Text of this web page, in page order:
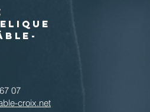
07
croix.net